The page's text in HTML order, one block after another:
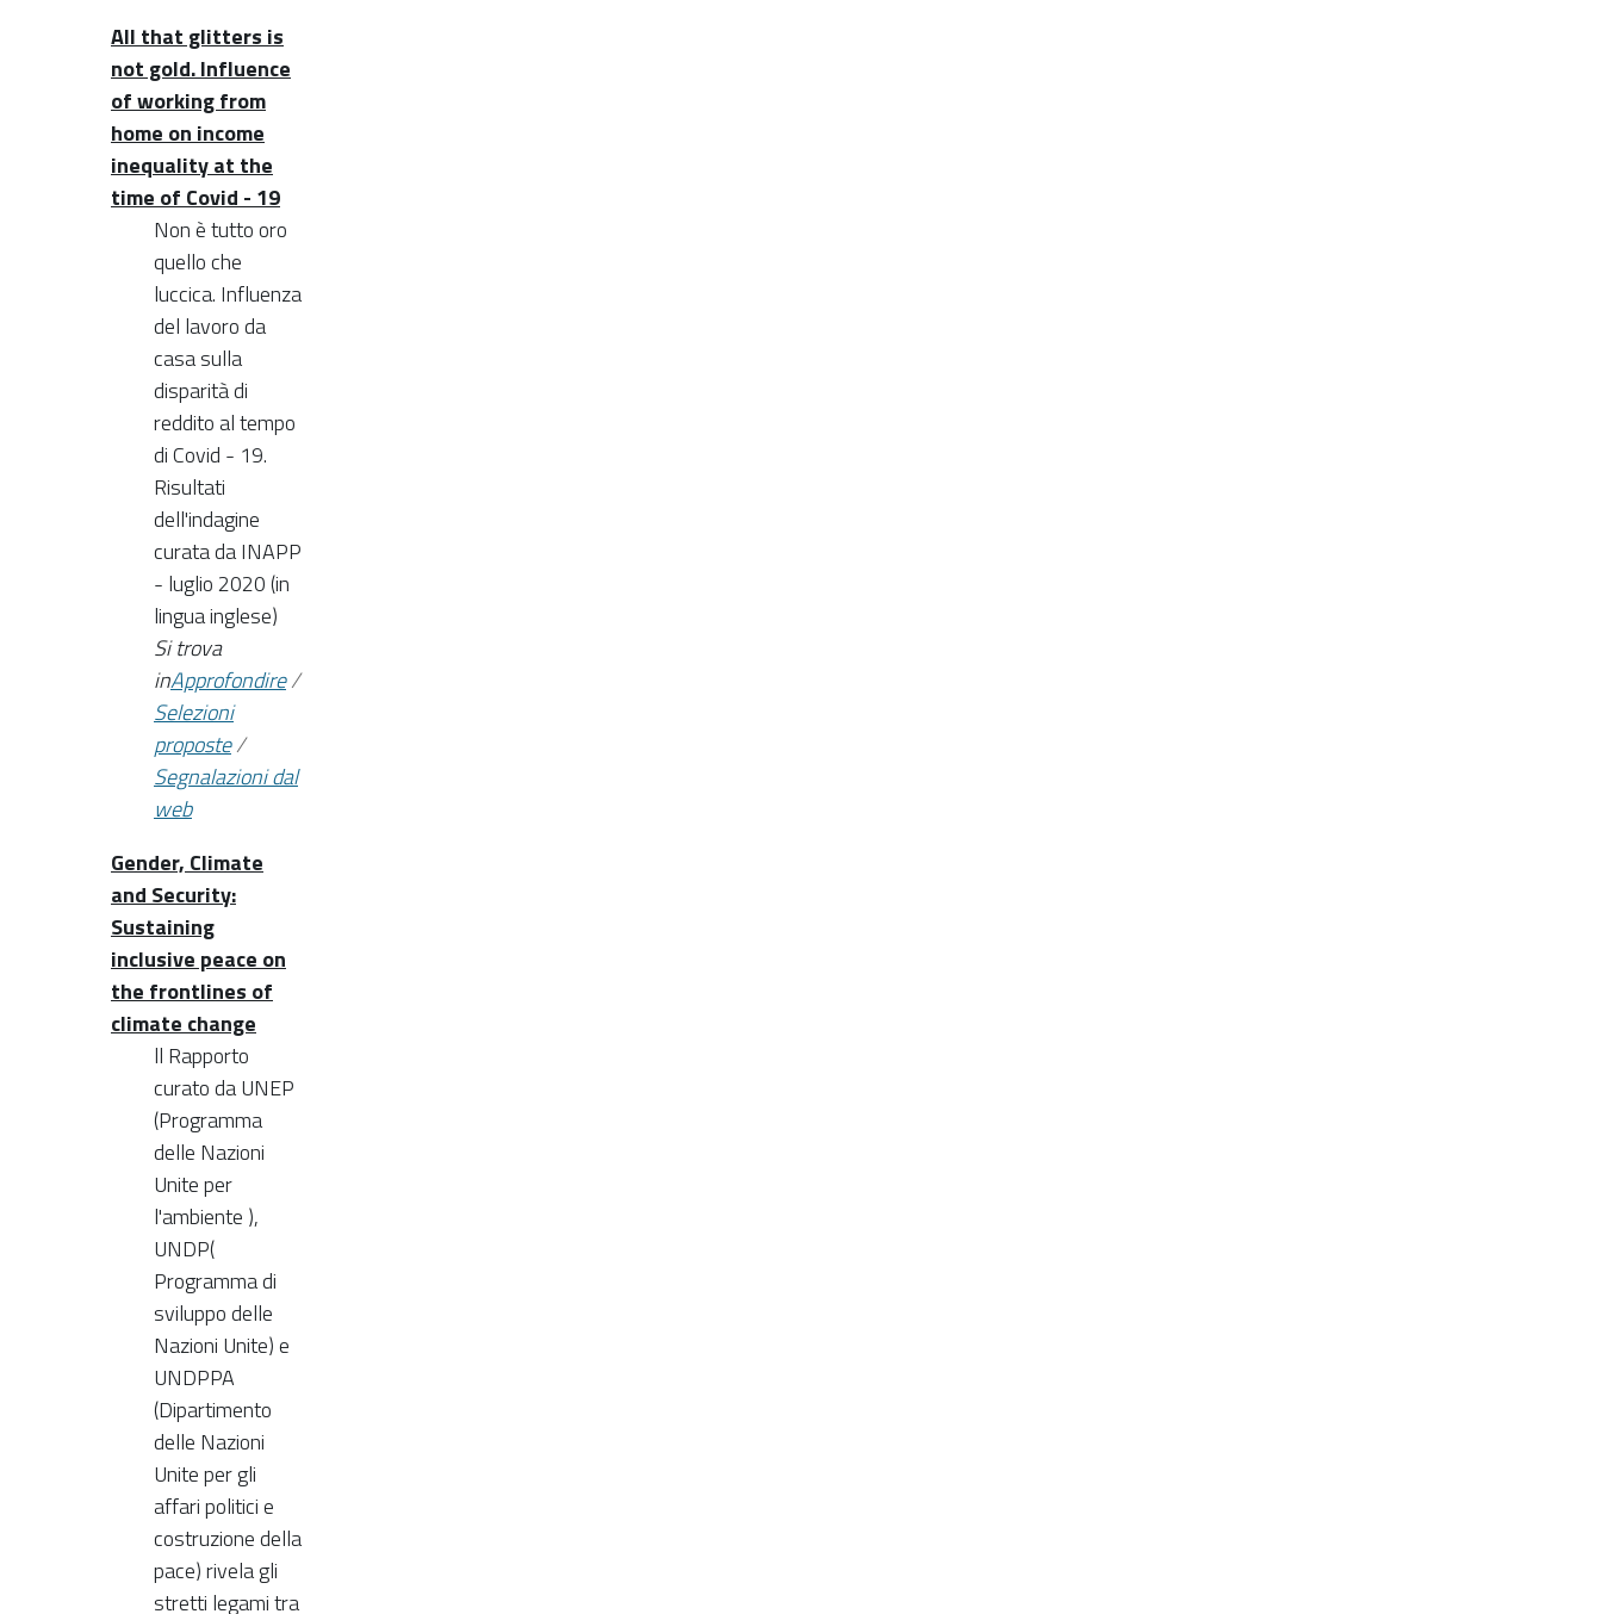
All that glitters is
not gold. Influence
of working from
home on income
inequality at the
time of Covid - 19
Non è tutto oro
quello che
luccica. Influenza
del lavoro da
casa sulla
disparità di
reddito al tempo
di Covid - 19.
Risultati
dell'indagine
curata da INAPP
- luglio 2020 (in
lingua inglese)
Si trova
inApprofondire/
Selezioni
proposte/
Segnalazioni dal
web
Gender, Climate
and Security:
Sustaining
inclusive peace on
the frontlines of
climate change
ll Rapporto
curato da UNEP
(Programma
delle Nazioni
Unite per
l'ambiente ),
UNDP(
Programma di
sviluppo delle
Nazioni Unite) e
UNDPPA
(Dipartimento
delle Nazioni
Unite per gli
affari politici e
costruzione della
pace) rivela gli
stretti legami tra